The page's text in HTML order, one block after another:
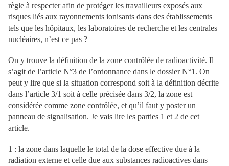
règle à respecter afin de protéger les travailleurs exposés aux
risques liés aux rayonnements ionisants dans des établissements
tels que les hôpitaux, les laboratoires de recherche et les centrales
nucléaires, n’est ce pas ?
On y trouve la définition de la zone contrôlée de radioactivité. Il
s’agit de l’article N°3 de l’ordonnance dans le dossier N°1. On
peut y lire que si la situation correspond soit à la définition décrite
dans l’article 3/1 soit à celle précisée dans 3/2, la zone est
considérée comme zone contrôlée, et qu’il faut y poster un
panneau de signalisation. Je vais lire les parties 1 et 2 de cet
article.
1 : la zone dans laquelle le total de la dose effective due à la
radiation externe et celle due aux substances radioactives dans